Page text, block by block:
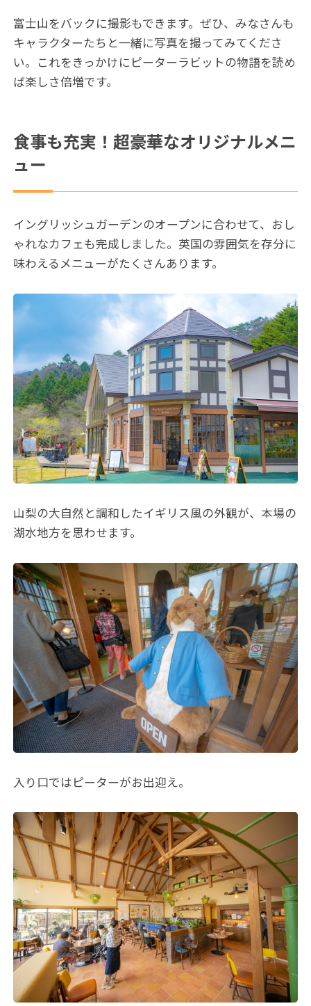
富士山をバックに撮影もできます。ぜひ、みなさんも
キャラクターたちと一緒に写真を撮ってみてくださ
い。これをきっかけにピーターラビットの物語を読め
ば楽しさ倍増です。
食事も充実！超豪華なオリジナルメニ
ュー
イングリッシュガーデンのオープンに合わせて、おし
ゃれなカフェも完成しました。英国の雰囲気を存分に
味わえるメニューがたくさんあります。
山梨の大自然と調和したイギリス風の外観が、本場の
湖水地方を思わせます。
入り口ではピーターがお出迎え。